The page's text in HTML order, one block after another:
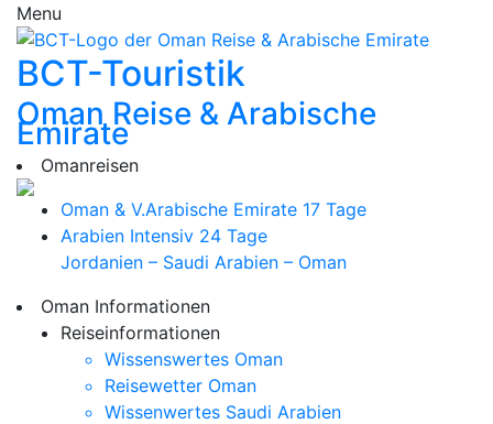
Menu
BCT-Touristik
Oman Reise & Arabische
Emirate
Omanreisen
Oman & V.Arabische Emirate 17 Tage
Arabien Intensiv 24 Tage
Jordanien – Saudi Arabien – Oman
Oman Informationen
Reiseinformationen
Wissenswertes Oman
Reisewetter Oman
Wissenwertes Saudi Arabien